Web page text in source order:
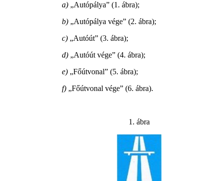
a) „Autópálya” (1. ábra);
b) „Autópálya vége” (2. ábra);
c) „Autóút” (3. ábra);
d) „Autóút vége” (4. ábra);
e) „Főútvonal” (5. ábra);
f) „Főútvonal vége” (6. ábra).
1. ábra